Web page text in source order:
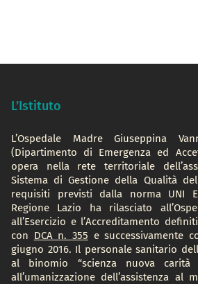
L’Istituto
L’Ospedale Madre Giuseppina
(Dipartimento di Emergenza ed
opera nella rete territoriale
Sistema di Gestione della Qualità
requisiti previsti dalla norma UNI
Regione Lazio ha rilasciato
all’Esercizio e l’Accreditamento
con DCA n. 355 e successivamente
giugno 2016. Il personale sanitario
al binomio “scienza nuova carità
all’umanizzazione dell’assistenza al